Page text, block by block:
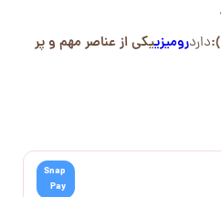
داردرومیزییکی از عناصر مهم و پر
Snap
Pay